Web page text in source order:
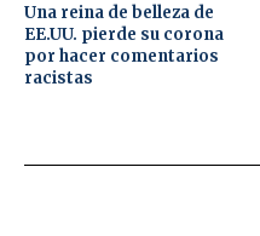
Una reina de belleza de
EE.UU. pierde su corona
por hacer comentarios
racistas